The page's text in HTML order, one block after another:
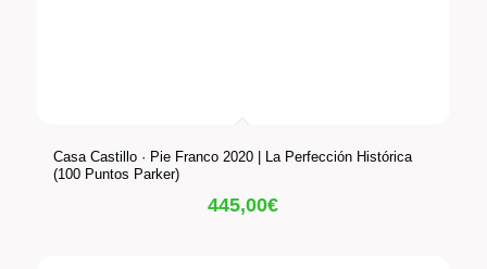
Casa Castillo · Pie Franco 2020 | La Perfección Histórica
(100 Puntos Parker)
445,00€